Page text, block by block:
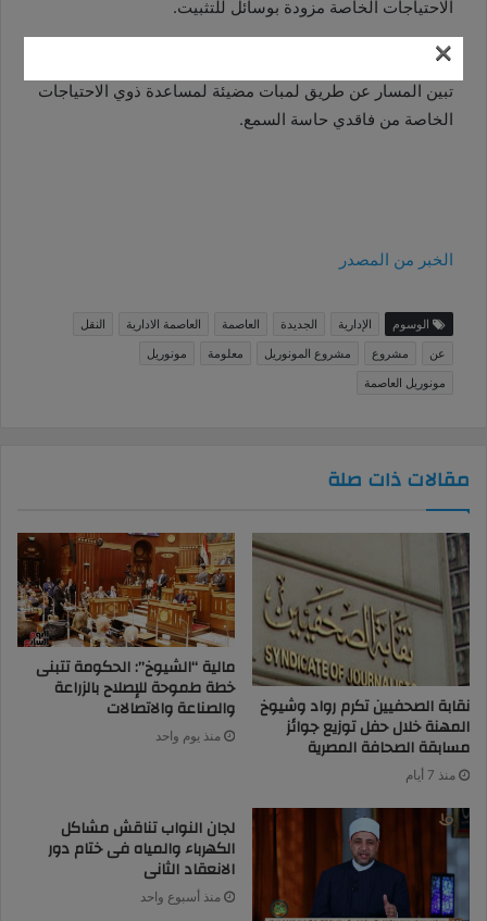
الاحتياجات الخاصة مزودة بوسائل للتثبيت.
تبين المسار عن طريق لمبات مضيئة لمساعدة ‏ذوي الاحتياجات
الخاصة من فاقدي حاسة ‏السمع‎.
الخبر من المصدر
الوسوم الإدارية الجديدة العاصمة العاصمة الادارية
النقل
عن
مشروع مشروع المونوريل معلومة
مونوريل
مونوريل العاصمة
مقالات ذات صلة
نقابة الصحفيين تكرم رواد وشيوخ
المهنة خلال حفل توزيع جوائز
مسابقة الصحافة المصرية
منذ 7 أيام
مالية “الشيوخ”: الحكومة تتبنى
خطة طموحة للإصلاح بالزراعة
والصناعة والاتصالات
منذ يوم واحد
لجان النواب تناقش مشاكل
الكهرباء والمياه فى ختام دور
الانعقاد الثانى
منذ أسبوع واحد
×